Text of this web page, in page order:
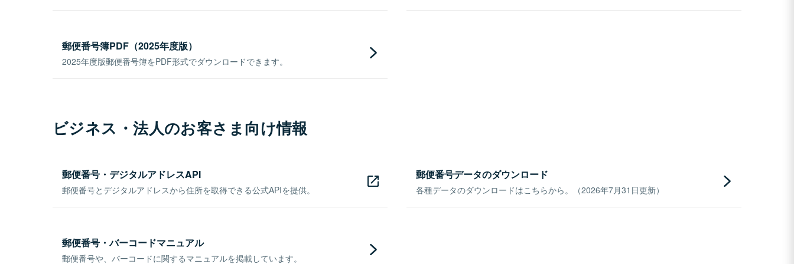
郵便番号簿PDF（2025年度版）
2025年度版郵便番号簿をPDF形式でダウンロードできます。
ビジネス・法人のお客さま向け情報
郵便番号・デジタルアドレスAPI
郵便番号とデジタルアドレスから住所を取得できる公式APIを提供。
郵便番号データのダウンロード
各種データのダウンロードはこちらから。（2026年7月31日更新）
郵便番号・バーコードマニュアル
郵便番号や、バーコードに関するマニュアルを掲載しています。